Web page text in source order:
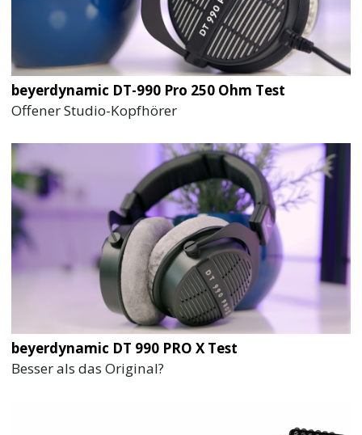
beyerdynamic DT-990 Pro 250 Ohm Test
Offener Studio-Kopfhörer
beyerdynamic DT 990 PRO X Test
Besser als das Original?